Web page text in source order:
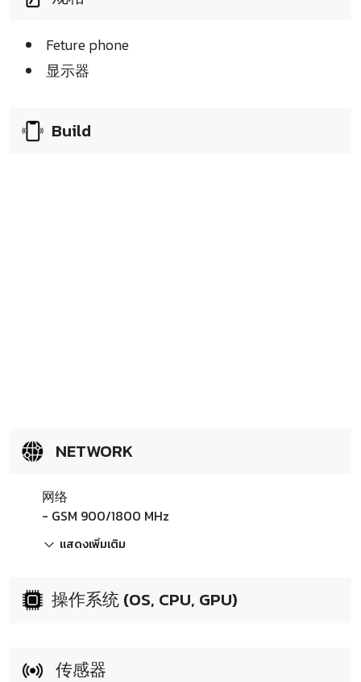
Feture phone
显示器
Build
NETWORK
网络
- GSM 900/1800 MHz
แสดงเพิ่มเติม
操作系统 (OS, CPU, GPU)
传感器